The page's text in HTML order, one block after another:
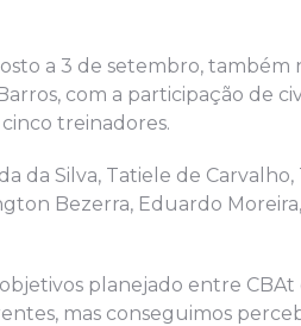
a 3 de setembro, também
com a participação de
treinadores.
da Silva, Tatiele de
Bezerra, Eduardo
planejado entre CBAt
mas conseguimos